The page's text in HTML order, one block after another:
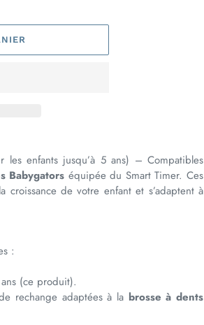
les enfants jusqu’à 5 ans) – Compatibles
Babygators équipée du Smart Timer. Ces
croissance de votre enfant et s’adaptent à
:
(ce produit).
rechange adaptées à la brosse à dents